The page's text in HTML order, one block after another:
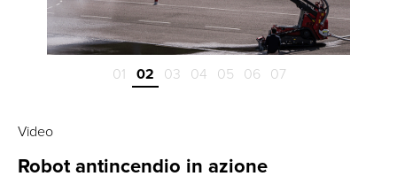
01 02 03 04 05 06 07
Robot antincendio in azione
Video